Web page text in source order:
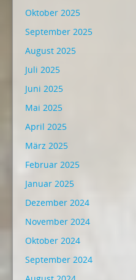
Oktober 2025
September 2025
August 2025
Juli 2025
Juni 2025
Mai 2025
April 2025
März 2025
Februar 2025
Januar 2025
Dezember 2024
November 2024
Oktober 2024
September 2024